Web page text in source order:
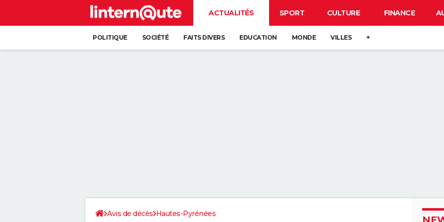
ACTUALITÉS SPORT CULTURE FINANCE
POLITIQUE SOCIÉTÉ FAITS DIVERS EDUCATION MONDE VILLES +
Avis de décès Hautes-Pyrénées